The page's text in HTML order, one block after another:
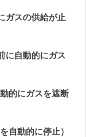
ガスの供給が止
に自動的にガス
的にガスを遮断
自動的に停止）